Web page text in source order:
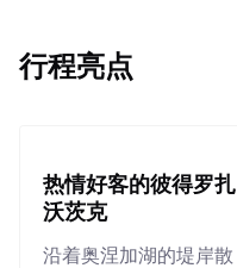
行程亮点
热情好客的彼得罗扎
沃茨克
沿着奥涅加湖的堤岸散